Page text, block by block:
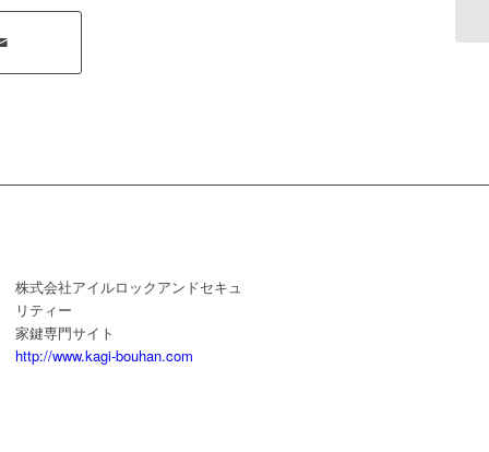
株式会社アイルロックアンドセキュ
リティー
家鍵専門サイト
http://www.kagi-bouhan.com